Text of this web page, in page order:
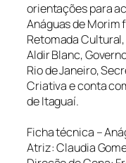
orientações para
Anáguas de Morim
Retomada
Aldir Blanc,
Rio de Janeiro,
Criativa e conta
de Itaguaí.
Ficha técnica –
Atriz: Claudia